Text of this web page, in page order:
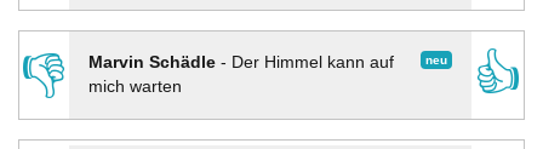
👎 neu
Marvin Schädle- Der Himmel kann auf
mich warten
👍